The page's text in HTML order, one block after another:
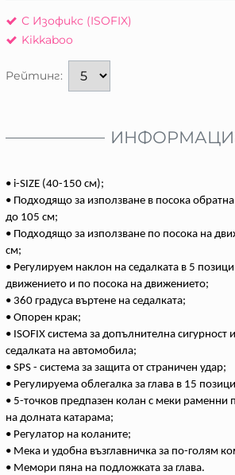
С Изофикс (ISOFIX)
Kikkaboo
Рейтинг:
• i-SIZE (40-150 см);
• Подходящо за използване в посока
до 105 см;
• Подходящо за използване по посока на
см;
• Регулируем наклон на седалката в 5
движението и по посока на движението;
• 360 градуса въртене на седалката;
• Опорен крак;
• ISOFIX система за допълнителна
седалката на автомобила;
• SPS - система за защита от страничен удар;
• Регулируема облегалка за глава в 15
• 5-точков предпазен колан с меки раменни
на долната катарама;
• Регулатор на коланите;
• Мека и удобна възглавничка за по-голям
• Мемори пяна на подложката за глава.